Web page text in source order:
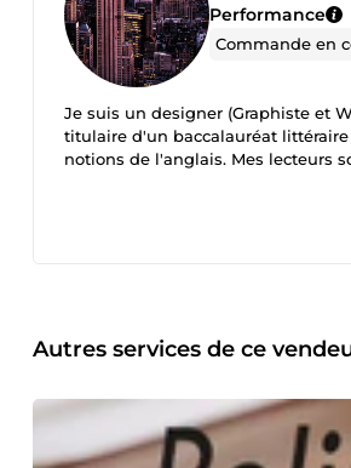
Performance
Commande en
Je suis un designer (Graphiste et
titulaire d'un baccalauréat
notions de l'anglais. Mes lecteurs
Autres services de ce